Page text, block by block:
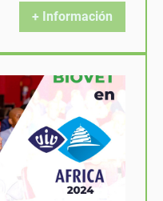
+ Información